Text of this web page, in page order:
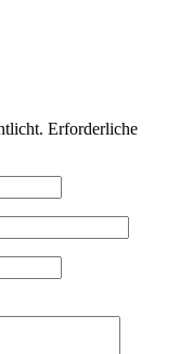
Erforderliche